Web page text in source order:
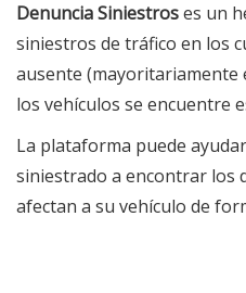
Denuncia Siniestroses un
siniestros de tráfico en los
ausente (mayoritariamente
los vehículos se encuentre
La plataforma puede
siniestrado a encontrar los
afectan a su vehículo de